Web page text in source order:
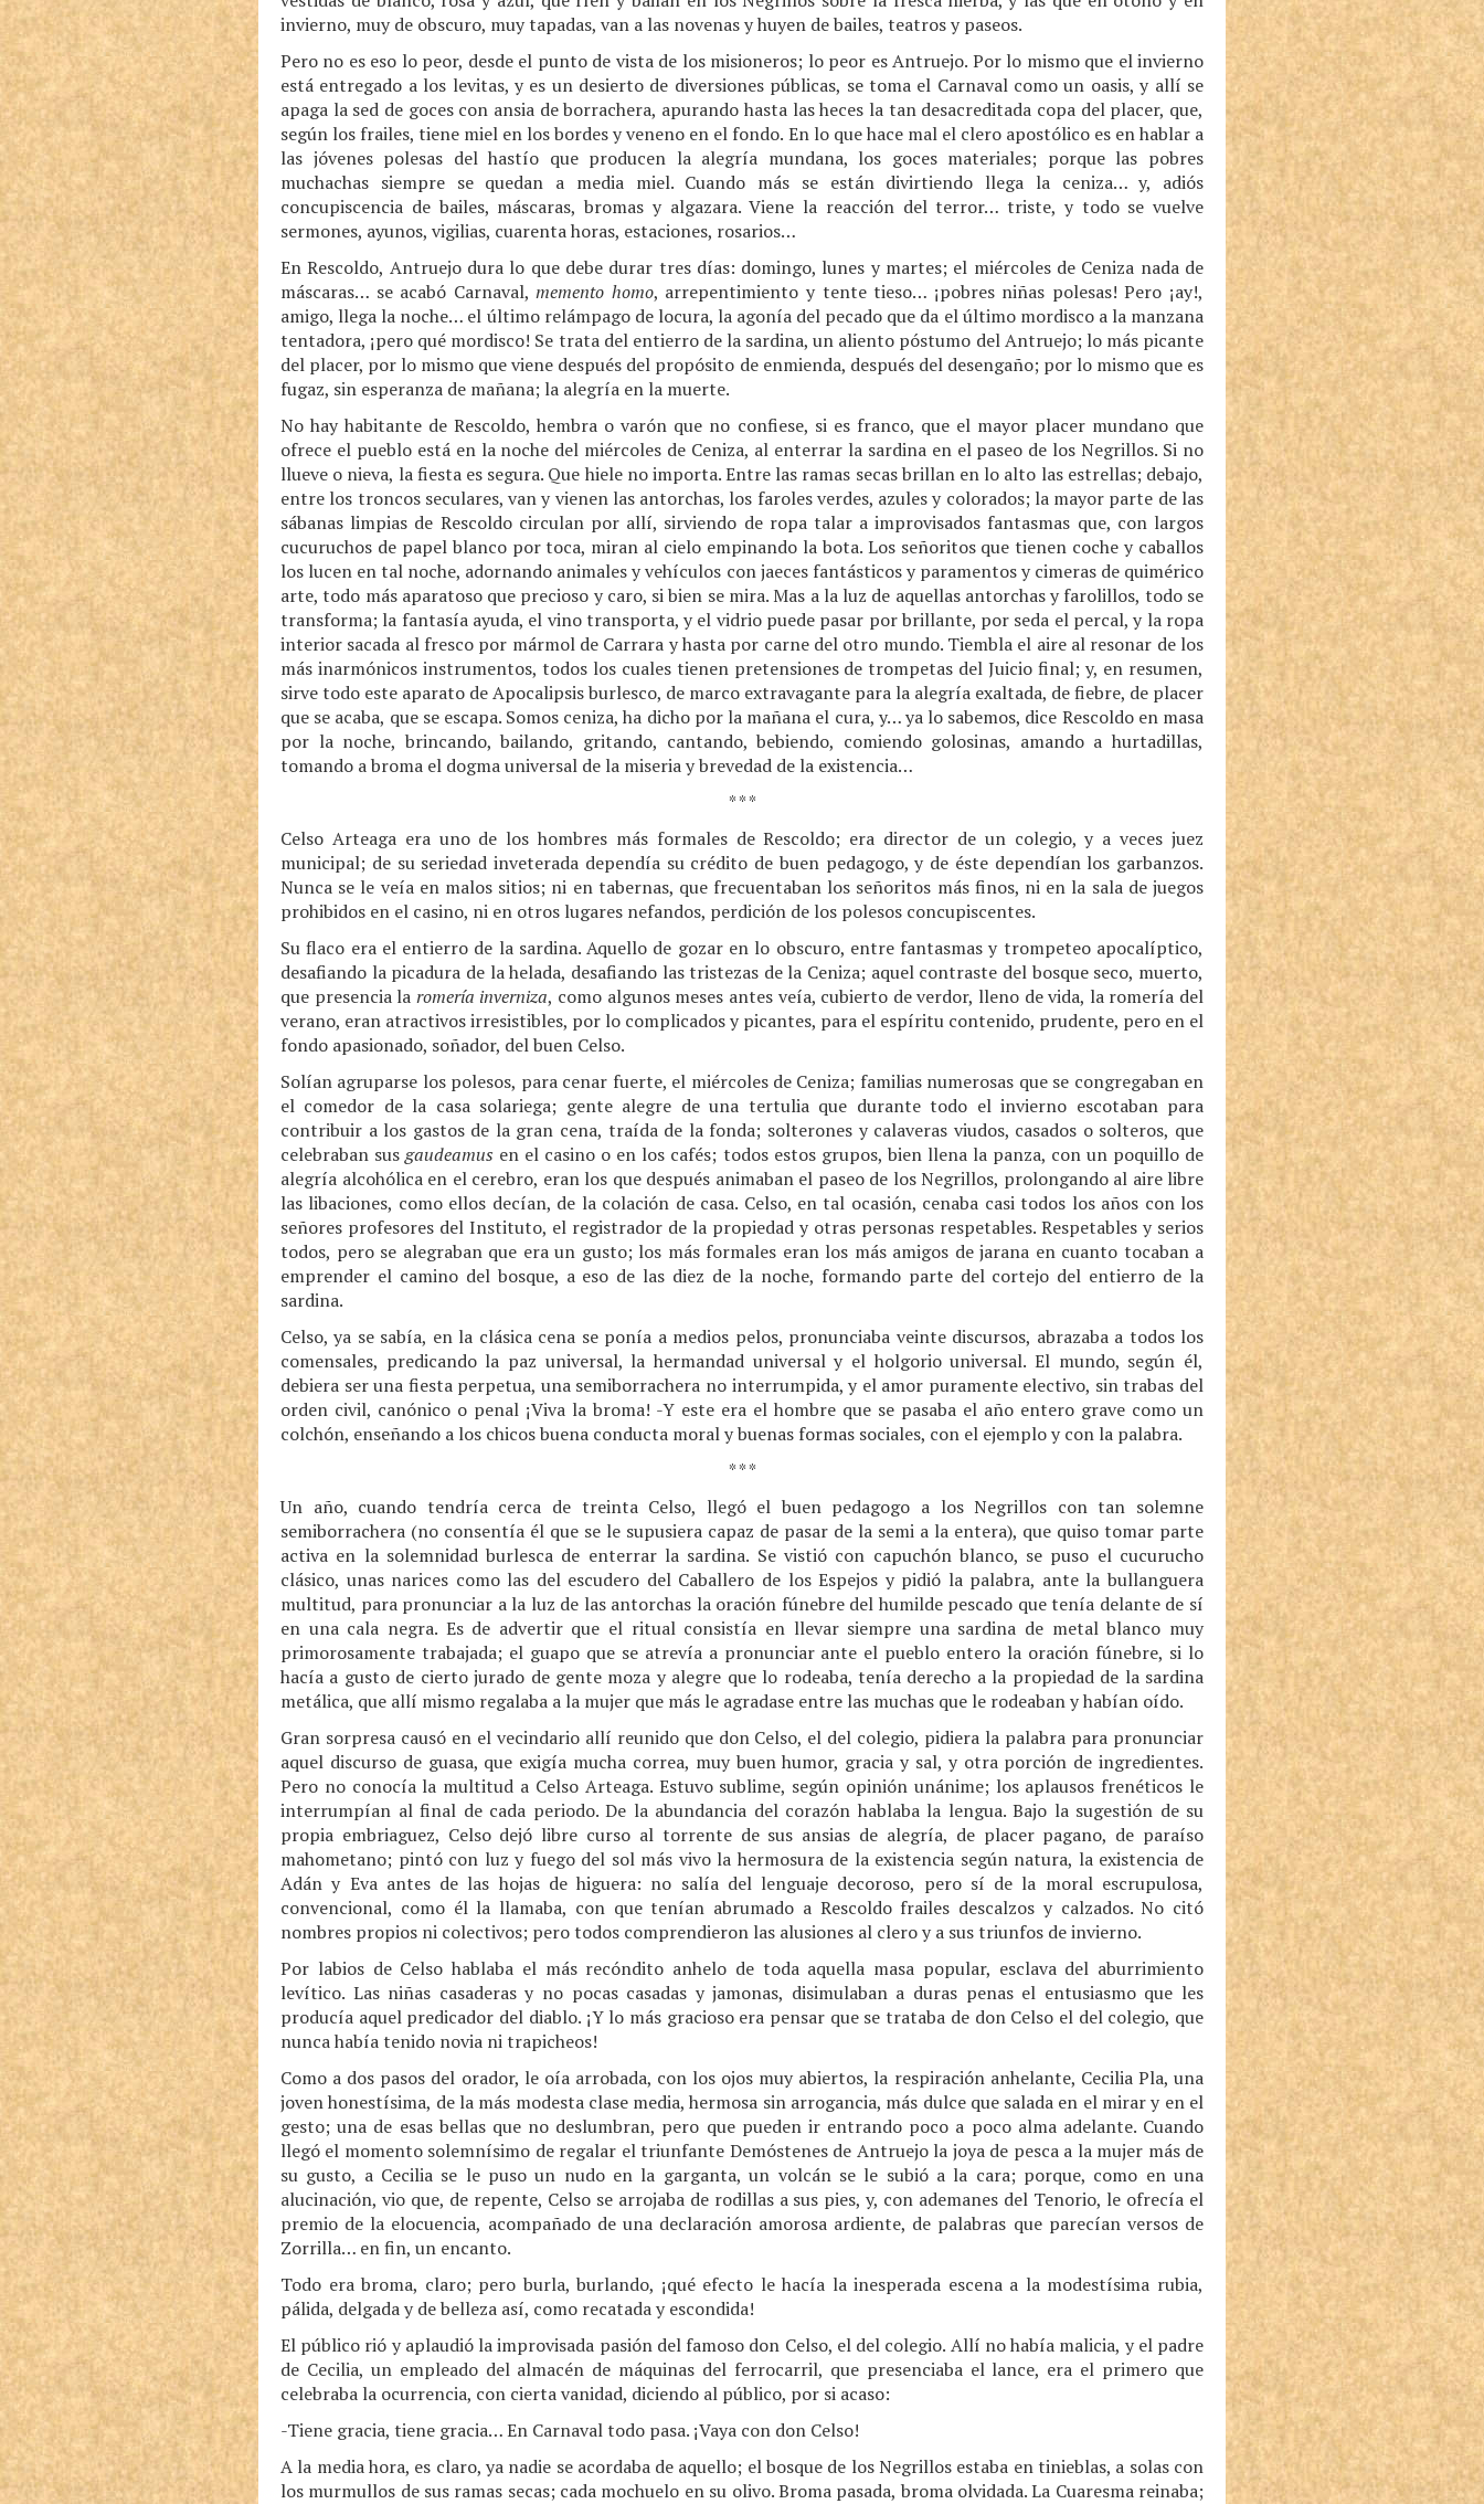
invierno, muy de obscuro, muy tapadas, van a las novenas y huyen de bailes, teatros y paseos.
Pero no es eso lo peor, desde el punto de vista de los misioneros; lo peor es Antruejo. Por lo mismo que el invierno
está entregado a los levitas, y es un desierto de diversiones públicas, se toma el Carnaval como un oasis, y allí se
apaga la sed de goces con ansia de borrachera, apurando hasta las heces la tan desacreditada copa del placer, que,
según los frailes, tiene miel en los bordes y veneno en el fondo. En lo que hace mal el clero apostólico es en hablar a
las jóvenes polesas del hastío que producen la alegría mundana, los goces materiales; porque las pobres
muchachas siempre se quedan a media miel. Cuando más se están divirtiendo llega la ceniza… y, adiós
concupiscencia de bailes, máscaras, bromas y algazara. Viene la reacción del terror… triste, y todo se vuelve
sermones, ayunos, vigilias, cuarenta horas, estaciones, rosarios…
En Rescoldo, Antruejo dura lo que debe durar tres días: domingo, lunes y martes; el miércoles de Ceniza nada de
máscaras… se acabó Carnaval,memento homo, arrepentimiento y tente tieso… ¡pobres niñas polesas! Pero ¡ay!,
amigo, llega la noche… el último relámpago de locura, la agonía del pecado que da el último mordisco a la manzana
tentadora, ¡pero qué mordisco! Se trata del entierro de la sardina, un aliento póstumo del Antruejo; lo más picante
del placer, por lo mismo que viene después del propósito de enmienda, después del desengaño; por lo mismo que es
fugaz, sin esperanza de mañana; la alegría en la muerte.
No hay habitante de Rescoldo, hembra o varón que no confiese, si es franco, que el mayor placer mundano que
ofrece el pueblo está en la noche del miércoles de Ceniza, al enterrar la sardina en el paseo de los Negrillos. Si no
llueve o nieva, la fiesta es segura. Que hiele no importa. Entre las ramas secas brillan en lo alto las estrellas; debajo,
entre los troncos seculares, van y vienen las antorchas, los faroles verdes, azules y colorados; la mayor parte de las
sábanas limpias de Rescoldo circulan por allí, sirviendo de ropa talar a improvisados fantasmas que, con largos
cucuruchos de papel blanco por toca, miran al cielo empinando la bota. Los señoritos que tienen coche y caballos
los lucen en tal noche, adornando animales y vehículos con jaeces fantásticos y paramentos y cimeras de quimérico
arte, todo más aparatoso que precioso y caro, si bien se mira. Mas a la luz de aquellas antorchas y farolillos, todo se
transforma; la fantasía ayuda, el vino transporta, y el vidrio puede pasar por brillante, por seda el percal, y la ropa
interior sacada al fresco por mármol de Carrara y hasta por carne del otro mundo. Tiembla el aire al resonar de los
más inarmónicos instrumentos, todos los cuales tienen pretensiones de trompetas del Juicio final; y, en resumen,
sirve todo este aparato de Apocalipsis burlesco, de marco extravagante para la alegría exaltada, de fiebre, de placer
que se acaba, que se escapa. Somos ceniza, ha dicho por la mañana el cura, y… ya lo sabemos, dice Rescoldo en masa
por la noche, brincando, bailando, gritando, cantando, bebiendo, comiendo golosinas, amando a hurtadillas,
tomando a broma el dogma universal de la miseria y brevedad de la existencia…
* * *
Celso Arteaga era uno de los hombres más formales de Rescoldo; era director de un colegio, y a veces juez
municipal; de su seriedad inveterada dependía su crédito de buen pedagogo, y de éste dependían los garbanzos.
Nunca se le veía en malos sitios; ni en tabernas, que frecuentaban los señoritos más finos, ni en la sala de juegos
prohibidos en el casino, ni en otros lugares nefandos, perdición de los polesos concupiscentes.
Su flaco era el entierro de la sardina. Aquello de gozar en lo obscuro, entre fantasmas y trompeteo apocalíptico,
desafiando la picadura de la helada, desafiando las tristezas de la Ceniza; aquel contraste del bosque seco, muerto,
que presencia la romería inverniza, como algunos meses antes veía, cubierto de verdor, lleno de vida, la romería del
verano, eran atractivos irresistibles, por lo complicados y picantes, para el espíritu contenido, prudente, pero en el
fondo apasionado, soñador, del buen Celso.
Solían agruparse los polesos, para cenar fuerte, el miércoles de Ceniza; familias numerosas que se congregaban en
el comedor de la casa solariega; gente alegre de una tertulia que durante todo el invierno escotaban para
contribuir a los gastos de la gran cena, traída de la fonda; solterones y calaveras viudos, casados o solteros, que
celebraban susgaudeamus en el casino o en los cafés; todos estos grupos, bien llena la panza, con un poquillo de
alegría alcohólica en el cerebro, eran los que después animaban el paseo de los Negrillos, prolongando al aire libre
las libaciones, como ellos decían, de la colación de casa. Celso, en tal ocasión, cenaba casi todos los años con los
señores profesores del Instituto, el registrador de la propiedad y otras personas respetables. Respetables y serios
todos, pero se alegraban que era un gusto; los más formales eran los más amigos de jarana en cuanto tocaban a
emprender el camino del bosque, a eso de las diez de la noche, formando parte del cortejo del entierro de la
sardina.
Celso, ya se sabía, en la clásica cena se ponía a medios pelos, pronunciaba veinte discursos, abrazaba a todos los
comensales, predicando la paz universal, la hermandad universal y el holgorio universal. El mundo, según él,
debiera ser una fiesta perpetua, una semiborrachera no interrumpida, y el amor puramente electivo, sin trabas del
orden civil, canónico o penal ¡Viva la broma! -Y este era el hombre que se pasaba el año entero grave como un
colchón, enseñando a los chicos buena conducta moral y buenas formas sociales, con el ejemplo y con la palabra.
* * *
Un año, cuando tendría cerca de treinta Celso, llegó el buen pedagogo a los Negrillos con tan solemne
semiborrachera (no consentía él que se le supusiera capaz de pasar de la semi a la entera), que quiso tomar parte
activa en la solemnidad burlesca de enterrar la sardina. Se vistió con capuchón blanco, se puso el cucurucho
clásico, unas narices como las del escudero del Caballero de los Espejos y pidió la palabra, ante la bullanguera
multitud, para pronunciar a la luz de las antorchas la oración fúnebre del humilde pescado que tenía delante de sí
en una cala negra. Es de advertir que el ritual consistía en llevar siempre una sardina de metal blanco muy
primorosamente trabajada; el guapo que se atrevía a pronunciar ante el pueblo entero la oración fúnebre, si lo
hacía a gusto de cierto jurado de gente moza y alegre que lo rodeaba, tenía derecho a la propiedad de la sardina
metálica, que allí mismo regalaba a la mujer que más le agradase entre las muchas que le rodeaban y habían oído.
Gran sorpresa causó en el vecindario allí reunido que don Celso, el del colegio, pidiera la palabra para pronunciar
aquel discurso de guasa, que exigía mucha correa, muy buen humor, gracia y sal, y otra porción de ingredientes.
Pero no conocía la multitud a Celso Arteaga. Estuvo sublime, según opinión unánime; los aplausos frenéticos le
interrumpían al final de cada periodo. De la abundancia del corazón hablaba la lengua. Bajo la sugestión de su
propia embriaguez, Celso dejó libre curso al torrente de sus ansias de alegría, de placer pagano, de paraíso
mahometano; pintó con luz y fuego del sol más vivo la hermosura de la existencia según natura, la existencia de
Adán y Eva antes de las hojas de higuera: no salía del lenguaje decoroso, pero sí de la moral escrupulosa,
convencional, como él la llamaba, con que tenían abrumado a Rescoldo frailes descalzos y calzados. No citó
nombres propios ni colectivos; pero todos comprendieron las alusiones al clero y a sus triunfos de invierno.
Por labios de Celso hablaba el más recóndito anhelo de toda aquella masa popular, esclava del aburrimiento
levítico. Las niñas casaderas y no pocas casadas y jamonas, disimulaban a duras penas el entusiasmo que les
producía aquel predicador del diablo. ¡Y lo más gracioso era pensar que se trataba de don Celso el del colegio, que
nunca había tenido novia ni trapicheos!
Como a dos pasos del orador, le oía arrobada, con los ojos muy abiertos, la respiración anhelante, Cecilia Pla, una
joven honestísima, de la más modesta clase media, hermosa sin arrogancia, más dulce que salada en el mirar y en el
gesto; una de esas bellas que no deslumbran, pero que pueden ir entrando poco a poco alma adelante. Cuando
llegó el momento solemnísimo de regalar el triunfante Demóstenes de Antruejo la joya de pesca a la mujer más de
su gusto, a Cecilia se le puso un nudo en la garganta, un volcán se le subió a la cara; porque, como en una
alucinación, vio que, de repente, Celso se arrojaba de rodillas a sus pies, y, con ademanes del Tenorio, le ofrecía el
premio de la elocuencia, acompañado de una declaración amorosa ardiente, de palabras que parecían versos de
Zorrilla… en fin, un encanto.
Todo era broma, claro; pero burla, burlando, ¡qué efecto le hacía la inesperada escena a la modestísima rubia,
pálida, delgada y de belleza así, como recatada y escondida!
El público rió y aplaudió la improvisada pasión del famoso don Celso, el del colegio. Allí no había malicia, y el padre
de Cecilia, un empleado del almacén de máquinas del ferrocarril, que presenciaba el lance, era el primero que
celebraba la ocurrencia, con cierta vanidad, diciendo al público, por si acaso:
-Tiene gracia, tiene gracia… En Carnaval todo pasa. ¡Vaya con don Celso!
A la media hora, es claro, ya nadie se acordaba de aquello; el bosque de los Negrillos estaba en tinieblas, a solas con
los murmullos de sus ramas secas; cada mochuelo en su olivo. Broma pasada, broma olvidada. La Cuaresma reinaba;